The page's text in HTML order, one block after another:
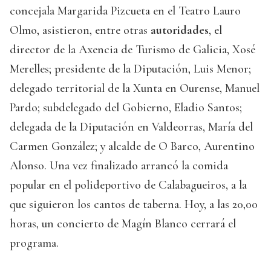
concejala Margarida Pizcueta en el Teatro Lauro
Olmo, asistieron, entre otras autoridades, el
director de la Axencia de Turismo de Galicia, Xosé
Merelles; presidente de la Diputación, Luis Menor;
delegado territorial de la Xunta en Ourense, Manuel
Pardo; subdelegado del Gobierno, Eladio Santos;
delegada de la Diputación en Valdeorras, María del
Carmen González; y alcalde de O Barco, Aurentino
Alonso. Una vez finalizado arrancó la comida
popular en el polideportivo de Calabagueiros, a la
que siguieron los cantos de taberna. Hoy, a las 20,00
horas, un concierto de Magín Blanco cerrará el
programa.